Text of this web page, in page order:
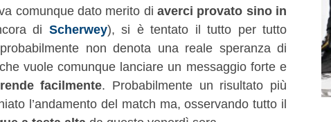
comunque dato merito di averci provato sino in
di Scherwey), si è tentato il tutto per tutto
non denota una reale speranza di
vuole comunque lanciare un messaggio forte e
facilmente. Probabilmente un risultato più
l’andamento del match ma, osservando tutto il